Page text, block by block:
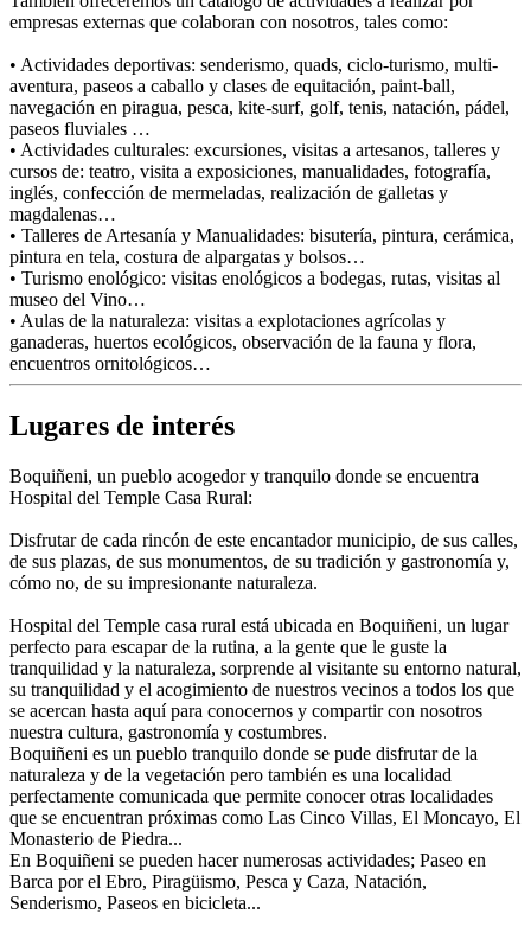
empresas externas que colaboran con nosotros, tales como:
• Actividades deportivas: senderismo, quads, ciclo-turismo, multi-
aventura, paseos a caballo y clases de equitación, paint-ball,
navegación en piragua, pesca, kite-surf, golf, tenis, natación, pádel,
paseos fluviales …
• Actividades culturales: excursiones, visitas a artesanos, talleres y
cursos de: teatro, visita a exposiciones, manualidades, fotografía,
inglés, confección de mermeladas, realización de galletas y
magdalenas…
• Talleres de Artesanía y Manualidades: bisutería, pintura, cerámica,
pintura en tela, costura de alpargatas y bolsos…
• Turismo enológico: visitas enológicos a bodegas, rutas, visitas al
museo del Vino…
• Aulas de la naturaleza: visitas a explotaciones agrícolas y
ganaderas, huertos ecológicos, observación de la fauna y flora,
encuentros ornitológicos…
Lugares de interés
Boquiñeni, un pueblo acogedor y tranquilo donde se encuentra
Hospital del Temple Casa Rural:
Disfrutar de cada rincón de este encantador municipio, de sus calles,
de sus plazas, de sus monumentos, de su tradición y gastronomía y,
cómo no, de su impresionante naturaleza.
Hospital del Temple casa rural está ubicada en Boquiñeni, un lugar
perfecto para escapar de la rutina, a la gente que le guste la
tranquilidad y la naturaleza, sorprende al visitante su entorno natural,
su tranquilidad y el acogimiento de nuestros vecinos a todos los que
se acercan hasta aquí para conocernos y compartir con nosotros
nuestra cultura, gastronomía y costumbres.
Boquiñeni es un pueblo tranquilo donde se pude disfrutar de la
naturaleza y de la vegetación pero también es una localidad
perfectamente comunicada que permite conocer otras localidades
que se encuentran próximas como Las Cinco Villas, El Moncayo, El
Monasterio de Piedra...
En Boquiñeni se pueden hacer numerosas actividades; Paseo en
Barca por el Ebro, Piragüismo, Pesca y Caza, Natación,
Senderismo, Paseos en bicicleta...